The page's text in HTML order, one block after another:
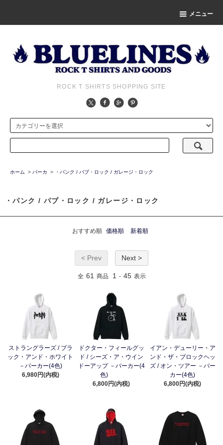
メニュー
ROCK T SHIRTS SHOPPING SITE
ホーム > パーカ > ・パンク / パブ・ロック / ガレージ・ロック
・パンク / パブ・ロック / ガレージ・ロック
おすすめ順 価格順 新着順
< Prev Next >
全 61 商品 1 - 45 表示
ストラングラーズ / ブラ
ック・アンド・ホワイト
－パーカー(4色)
6,980円(内税)
ドクター・フィールグッ
ド / シーズ・ア・ウイン
ドーアップ －パーカー(4
色)
6,800円(内税)
イアン・デューリー・ア
ンド・ザ・ブロックヘッ
ズ / オン・ツアー －パー
カー(4色)
6,800円(内税)